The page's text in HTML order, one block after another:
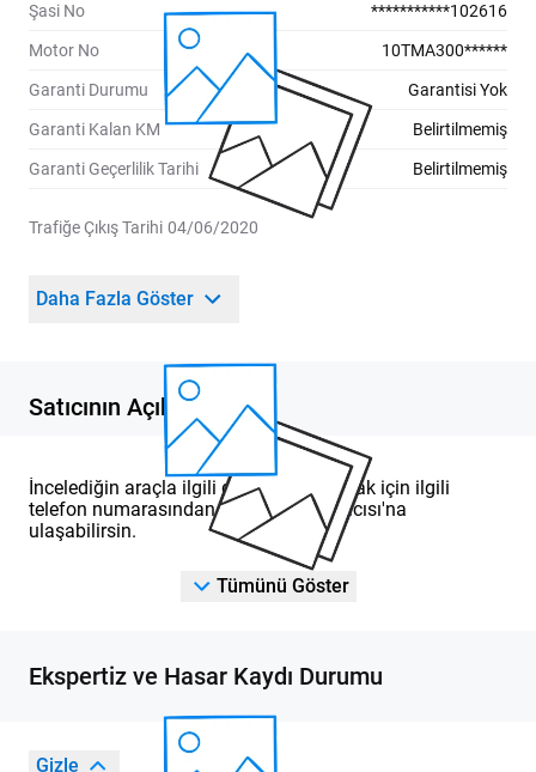
Şasi No ***********102616
Motor No 10TMA300******
Garanti Durumu Garantisi Yok
Garanti Kalan KM Belirtilmemiş
Garanti Geçerlilik Tarihi Belirtilmemiş
Trafiğe Çıkış Tarihi 04/06/2020
Daha Fazla Göster
Satıcının Açıklaması
İncelediğin araçla ilgili detaylı bilgi almak için ilgili
telefon numarasından DOD Yetkili Satıcısı'na
ulaşabilirsin.
Tümünü Göster
Ekspertiz ve Hasar Kaydı Durumu
Gizle